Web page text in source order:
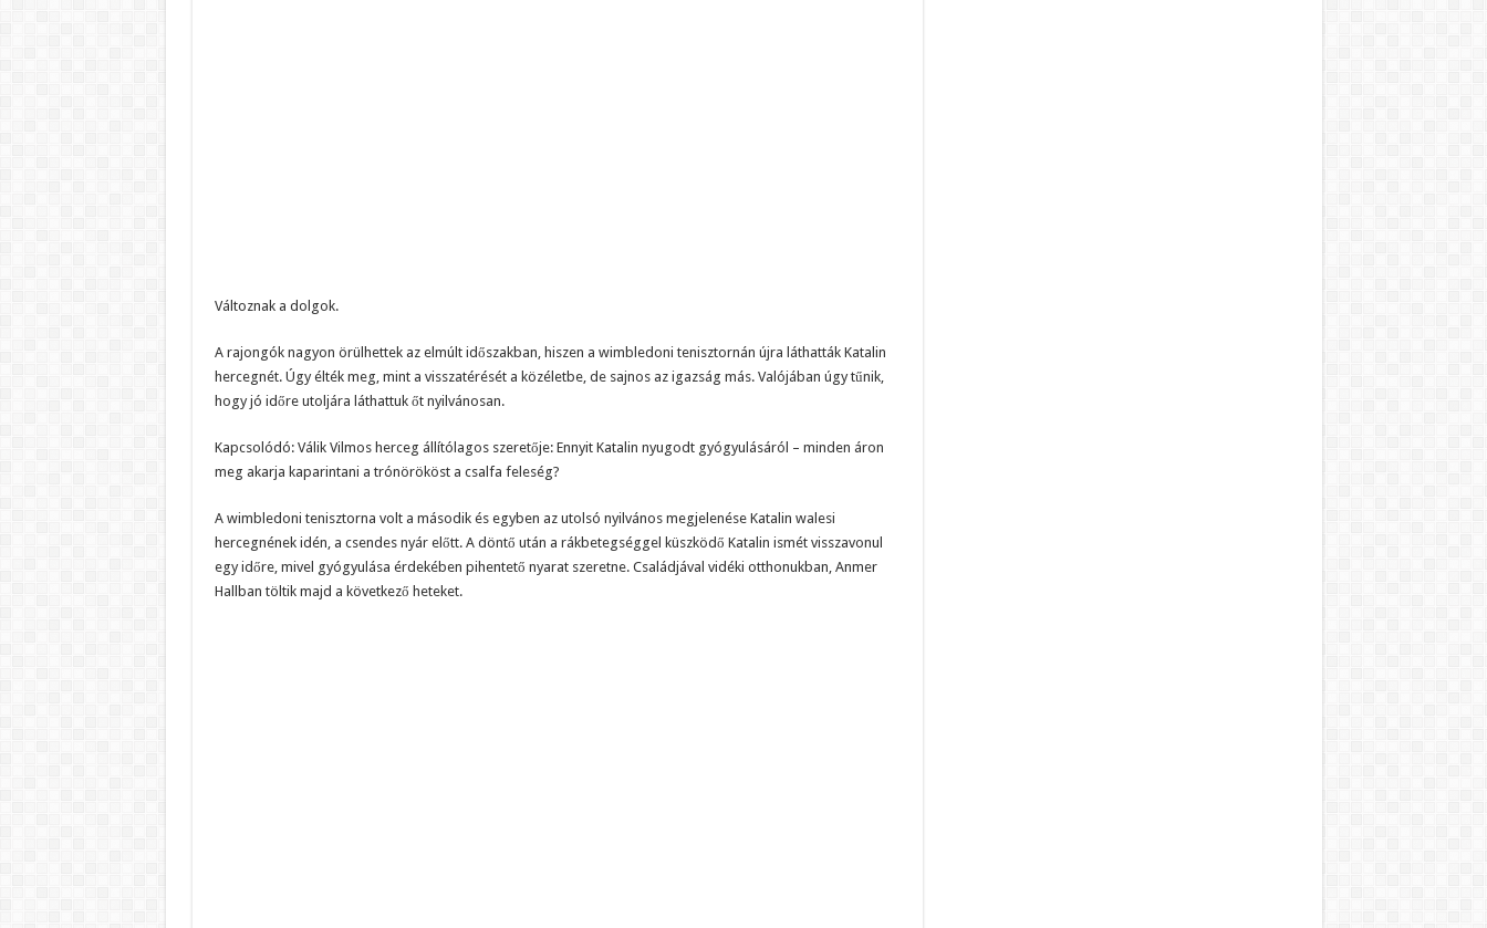
Változnak a dolgok.
A rajongók nagyon örülhettek az elmúlt időszakban, hiszen a wimbledoni tenisztornán újra láthatták Katalin
hercegnét. Úgy élték meg, mint a visszatérését a közéletbe, de sajnos az igazság más. Valójában úgy tűnik,
hogy jó időre utoljára láthattuk őt nyilvánosan.
Kapcsolódó: Válik Vilmos herceg állítólagos szeretője: Ennyit Katalin nyugodt gyógyulásáról – minden áron
meg akarja kaparintani a trónörököst a csalfa feleség?
A wimbledoni tenisztorna volt a második és egyben az utolsó nyilvános megjelenése Katalin walesi
hercegnének idén, a csendes nyár előtt. A döntő után a rákbetegséggel küszködő Katalin ismét visszavonul
egy időre, mivel gyógyulása érdekében pihentető nyarat szeretne. Családjával vidéki otthonukban, Anmer
Hallban töltik majd a következő heteket.